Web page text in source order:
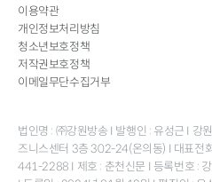
이용약관
개인정보처리방침
청소년보호정책
저작권보호정책
이메일무단수집거부
법인명 : ㈜강원방송 I 발행인 : 유성근 I 강
즈니스센터 3층 302-24(온의동) I 대표
441-2288 I 제호 : 춘천신문 I 등록번호 :